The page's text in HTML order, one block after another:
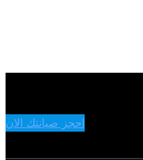
احجز صيانتك الان